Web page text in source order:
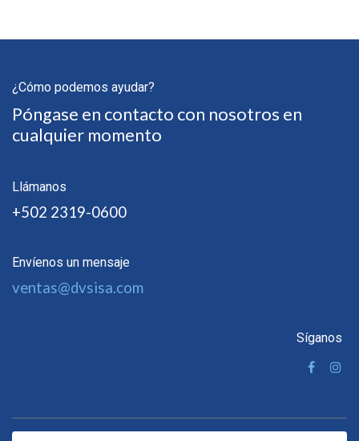
¿Cómo podemos ayudar?
Póngase en contacto con nosotros en
cualquier momento
Llámanos
+502 2319-0600
Envíenos un mensaje
ventas@dvsisa.com
Síganos